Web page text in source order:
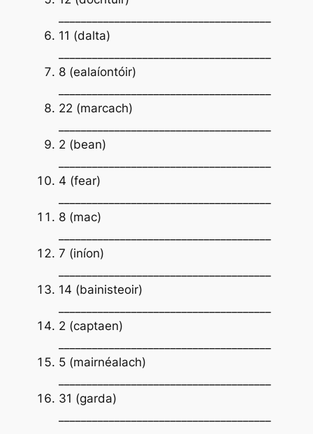
11 (dalta)
8 (ealaíontóir)
22 (marcach)
2 (bean)
4 (fear)
8 (mac)
7 (iníon)
14 (bainisteoir)
2 (captaen)
5 (mairnéalach)
31 (garda)